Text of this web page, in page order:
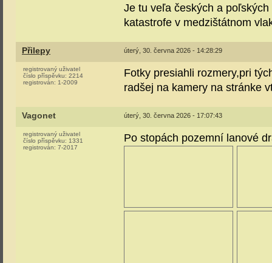
Je tu veľa českých a
katastrofe v medzištátnom
Přilepy úterý, 30. června 2026 - 14:28:29
registrovaný uživatel
číslo příspěvku: 2214
registrován: 1-2009
Fotky presiahli rozmery,pri
radšej na kamery na stránke
Vagonet úterý, 30. června 2026 - 17:07:43
registrovaný uživatel
číslo příspěvku: 1331
registrován: 7-2017
Po stopách pozemní lanové